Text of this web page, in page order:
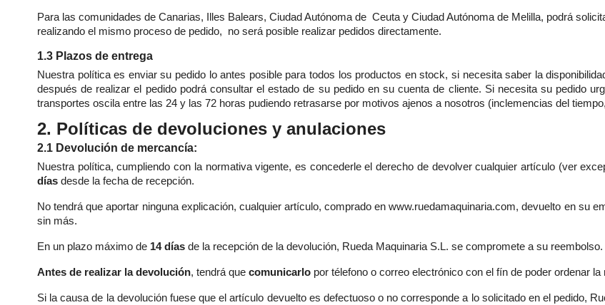
Para las comunidades de Canarias, Illes Balears, Ciudad Autónoma de Ceuta y Ciudad Autónoma de Melilla, podrá
realizando el mismo proceso de pedido, no será posible realizar pedidos directamente.
1.3 Plazos de entrega
Nuestra política es enviar su pedido lo antes posible para todos los productos en stock, si necesita saber la
después de realizar el pedido podrá consultar el estado de su pedido en su cuenta de cliente. Si necesita su pedido
transportes oscila entre las 24 y las 72 horas pudiendo retrasarse por motivos ajenos a nosotros (inclemencias del
2. Políticas de devoluciones y anulaciones
2.1 Devolución de mercancía:
Nuestra política, cumpliendo con la normativa vigente, es concederle el derecho de devolver cualquier artículo (ver
días desde la fecha de recepción.
No tendrá que aportar ninguna explicación, cualquier artículo, comprado en www.ruedamaquinaria.com, devuelto en su
sin más.
En un plazo máximo de 14 días de la recepción de la devolución, Rueda Maquinaria S.L. se compromete a su reembolso.
Antes de realizar la devolución, tendrá que comunicarlo por télefono o correo electrónico con el fín de poder ordenar
Si la causa de la devolución fuese que el artículo devuelto es defectuoso o no corresponde a lo solicitado en el pedido,